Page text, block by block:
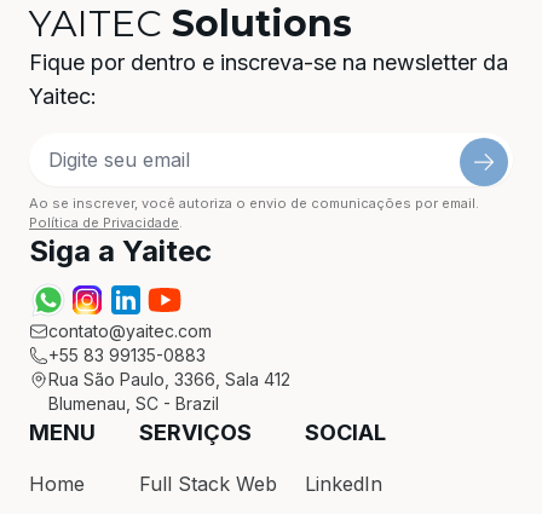
YAITEC Solutions
Fique por dentro e inscreva-se na newsletter da
Yaitec:
Ao se inscrever, você autoriza o envio de comunicações por email.
Política de Privacidade.
Siga a Yaitec
contato@yaitec.com
+55 83 99135-0883
Rua São Paulo, 3366, Sala 412
Blumenau, SC - Brazil
MENU
Home
SERVIÇOS
Full Stack Web
SOCIAL
LinkedIn